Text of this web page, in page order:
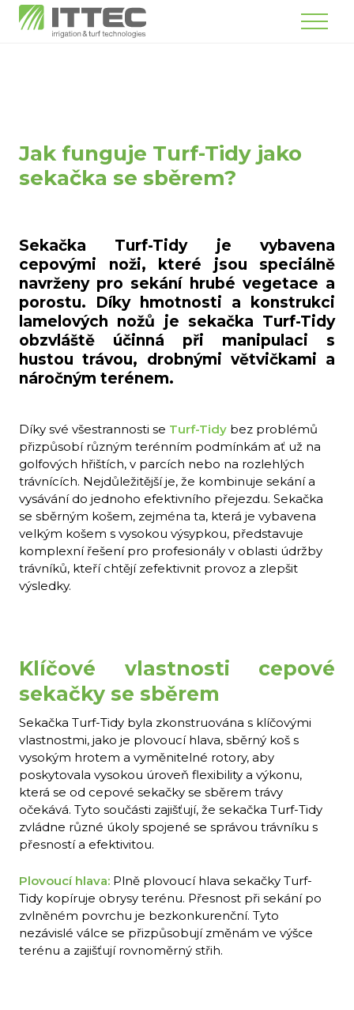
Menu
Jak funguje Turf-Tidy jako
sekačka se sběrem?
Sekačka Turf-Tidy je vybavena
cepovými noži, které jsou speciálně
navrženy pro sekání hrubé vegetace a
porostu. Díky hmotnosti a konstrukci
lamelových nožů je sekačka Turf-Tidy
obzvláště účinná při manipulaci s
hustou trávou, drobnými větvičkami a
náročným terénem.
Díky své všestrannosti se Turf-Tidy bez problémů
přizpůsobí různým terénním podmínkám ať už na
golfových hřištích, v parcích nebo na rozlehlých
trávnících. Nejdůležitější je, že kombinuje sekání a
vysávání do jednoho efektivního přejezdu. Sekačka
se sběrným košem, zejména ta, která je vybavena
velkým košem s vysokou výsypkou, představuje
komplexní řešení pro profesionály v oblasti údržby
trávníků, kteří chtějí zefektivnit provoz a zlepšit
výsledky.
Klíčové vlastnosti cepové
sekačky se sběrem
Sekačka Turf-Tidy byla zkonstruována s klíčovými
vlastnostmi, jako je plovoucí hlava, sběrný koš s
vysokým hrotem a vyměnitelné rotory, aby
poskytovala vysokou úroveň flexibility a výkonu,
která se od cepové sekačky se sběrem trávy
očekává. Tyto součásti zajišťují, že sekačka Turf-Tidy
zvládne různé úkoly spojené se správou trávníku s
přesností a efektivitou.
Plovoucí hlava: Plně plovoucí hlava sekačky Turf-
Tidy kopíruje obrysy terénu. Přesnost při sekání po
zvlněném povrchu je bezkonkurenční. Tyto
nezávislé válce se přizpůsobují změnám ve výšce
terénu a zajišťují rovnoměrný střih.